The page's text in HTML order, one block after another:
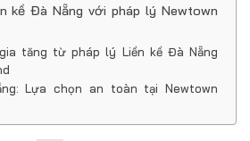
kề Đà Nẵng với pháp lý Newtown
tăng từ pháp lý Liền kề Đà Nẵng
Lựa chọn an toàn tại Newtown